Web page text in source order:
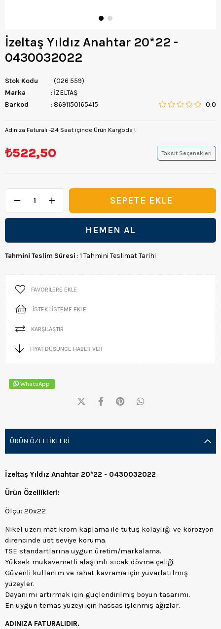
İzeltaş Yıldız Anahtar 20*22 -
0430032022
Stok Kodu
(026 559)
Marka
: İZELTAŞ
Barkod
: 8691150165415 0.0
Adınıza Faturalı -24 Saat içinde Ürün Kargoda !
₺522,50 Taksit Seçenekleri
Tahmini Teslim Süresi : 1 Tahmini Teslimat Tarihi
FAVORILERE EKLE
İSTEK LISTEME EKLE
KARŞILAŞTIR
FIYAT DÜŞÜNCE HABER VER
WhatsApp
ÜRÜN ÖZELLIKLERI
İzeltaş Yıldız Anahtar 20*22 - 0430032022
Ürün Özellikleri:
Ölçü: 20x22
Nikel üzeri mat krom kaplama ile tutuş kolaylığı ve korozyon
direncinde üst seviye koruma.
TSE standartlarına uygun üretim/markalama.
Yüksek mukavemetli alaşımlı sıcak dövme çeliği.
Güvenli kullanım ve rahat kavrama için yuvarlatılmış
yüzeyler.
Dayanımı artırmak için güçlendirilmiş boyun tasarımı.
En uygun temas yüzeyi için hassas işlenmiş ağızlar.
ADINIZA FATURALIDIR.